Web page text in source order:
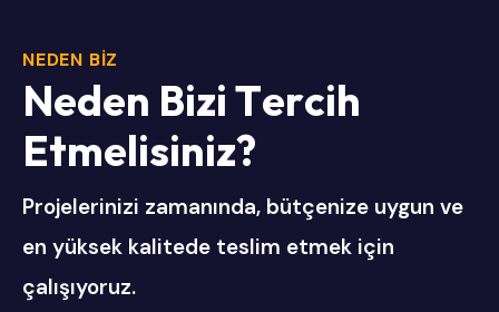
NEDEN BİZ
Neden BiziTercih
Etmelisiniz?
Projelerinizi zamanında, bütçenize uygun ve
en yüksek kalitede teslim etmek için
çalışıyoruz.